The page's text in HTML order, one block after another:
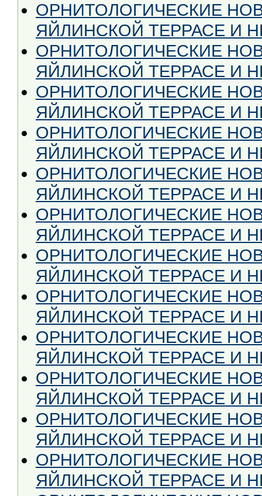
ОРНИТОЛОГИЧЕСКИЕ
ЯЙЛИНСКОЙ ТЕРРАСЕ И
ОРНИТОЛОГИЧЕСКИЕ
ЯЙЛИНСКОЙ ТЕРРАСЕ И
ОРНИТОЛОГИЧЕСКИЕ
ЯЙЛИНСКОЙ ТЕРРАСЕ И
ОРНИТОЛОГИЧЕСКИЕ
ЯЙЛИНСКОЙ ТЕРРАСЕ И
ОРНИТОЛОГИЧЕСКИЕ
ЯЙЛИНСКОЙ ТЕРРАСЕ И
ОРНИТОЛОГИЧЕСКИЕ
ЯЙЛИНСКОЙ ТЕРРАСЕ И
ОРНИТОЛОГИЧЕСКИЕ
ЯЙЛИНСКОЙ ТЕРРАСЕ И
ОРНИТОЛОГИЧЕСКИЕ
ЯЙЛИНСКОЙ ТЕРРАСЕ И
ОРНИТОЛОГИЧЕСКИЕ
ЯЙЛИНСКОЙ ТЕРРАСЕ И
ОРНИТОЛОГИЧЕСКИЕ
ЯЙЛИНСКОЙ ТЕРРАСЕ И
ОРНИТОЛОГИЧЕСКИЕ
ЯЙЛИНСКОЙ ТЕРРАСЕ И
ОРНИТОЛОГИЧЕСКИЕ
ЯЙЛИНСКОЙ ТЕРРАСЕ И